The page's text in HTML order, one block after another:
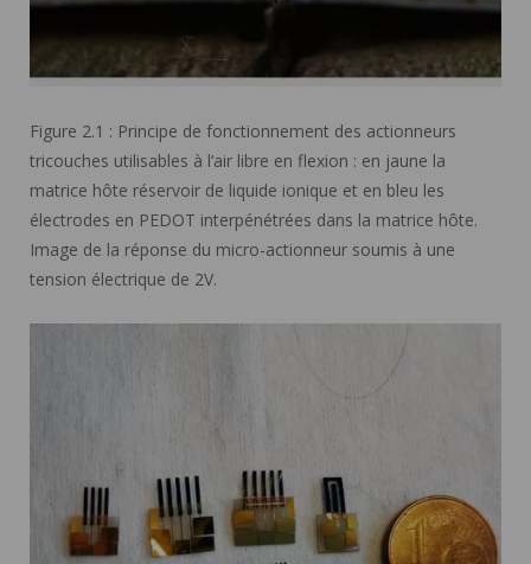
Figure 2.1 : Principe de fonctionnement des actionneurs
tricouches utilisables à l’air libre en flexion : en jaune la
matrice hôte réservoir de liquide ionique et en bleu les
électrodes en PEDOT interpénétrées dans la matrice hôte.
Image de la réponse du micro-actionneur soumis à une
tension électrique de 2V.